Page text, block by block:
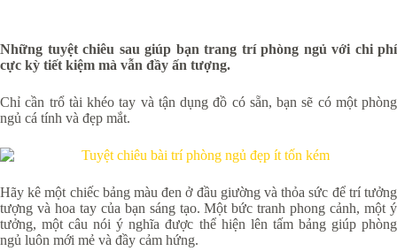
Những tuyệt chiêu sau giúp bạn trang trí phòng ngủ với chi phí
cực kỳ tiết kiệm mà vẫn đầy ấn tượng.
Chỉ cần trổ tài khéo tay và tận dụng đồ có sẵn, bạn sẽ có một phòng
ngủ cá tính và đẹp mắt.
Hãy kê một chiếc bảng màu đen ở đầu giường và thỏa sức để trí tưởng
tượng và hoa tay của bạn sáng tạo. Một bức tranh phong cảnh, một ý
tưởng, một câu nói ý nghĩa được thể hiện lên tấm bảng giúp phòng
ngủ luôn mới mẻ và đầy cảm hứng.